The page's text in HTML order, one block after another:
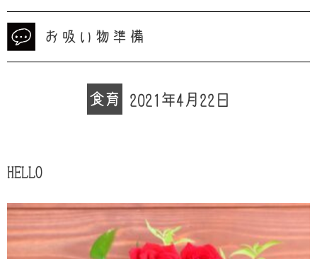
お吸い物準備
食育 2021年4月22日
HELLO